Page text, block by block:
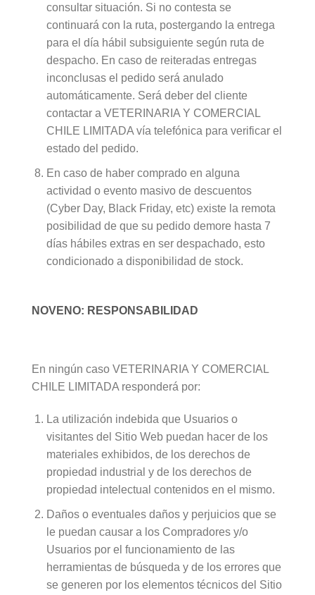
consultar situación. Si no contesta se
continuará con la ruta, postergando la entrega
para el día hábil subsiguiente según ruta de
despacho. En caso de reiteradas entregas
inconclusas el pedido será anulado
automáticamente. Será deber del cliente
contactar a VETERINARIA Y COMERCIAL
CHILE LIMITADA vía telefónica para verificar el
estado del pedido.
En caso de haber comprado en alguna
actividad o evento masivo de descuentos
(Cyber Day, Black Friday, etc) existe la remota
posibilidad de que su pedido demore hasta 7
días hábiles extras en ser despachado, esto
condicionado a disponibilidad de stock.
NOVENO: RESPONSABILIDAD
En ningún caso VETERINARIA Y COMERCIAL
CHILE LIMITADA responderá por:
La utilización indebida que Usuarios o
visitantes del Sitio Web puedan hacer de los
materiales exhibidos, de los derechos de
propiedad industrial y de los derechos de
propiedad intelectual contenidos en el mismo.
Daños o eventuales daños y perjuicios que se
le puedan causar a los Compradores y/o
Usuarios por el funcionamiento de las
herramientas de búsqueda y de los errores que
se generen por los elementos técnicos del Sitio